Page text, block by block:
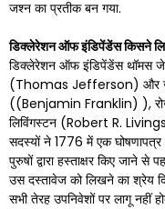
जश्न का प्रतीक बन गया.
डिक्लेरेशन ऑफ इंडिपेंडेंस किसने
डिक्लेरेशन ऑफ इंडिपेंडेंस थॉमस
(Thomas Jefferson) और
((Benjamin Franklin) ),
लिविंगस्टन (Robert R.
सदस्यों ने 1776 में एक
पुरुषों द्वारा हस्ताक्षर किए जाने से
उस दस्तावेज को लिखने का श्रेय
सभी तेरह उपनिवेशों पर लागू नहीं